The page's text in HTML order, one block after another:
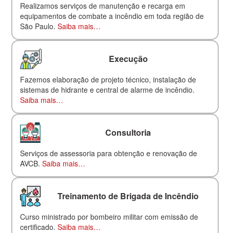
Realizamos serviços de manutenção e recarga em
equipamentos de combate a incêndio em toda região de
São Paulo.Saiba mais…
Execução
Fazemos elaboração de projeto técnico, instalação de
sistemas de hidrante e central de alarme de incêndio.
Saiba mais…
Consultoria
Serviços de assessoria para obtenção e renovação de
AVCB.Saiba mais…
Treinamento de Brigada de Incêndio
Curso ministrado por bombeiro militar com emissão de
certificado.Saiba mais…